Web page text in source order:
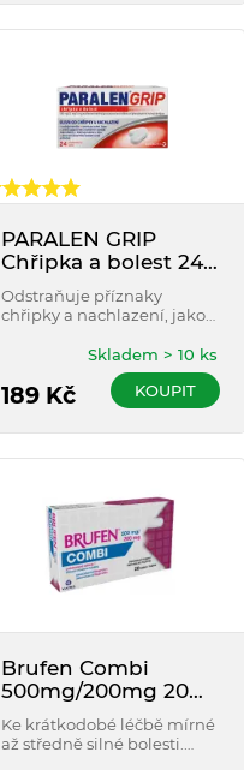
PARALEN GRIP
Chřipka a bolest 24
tablet
Odstraňuje příznaky
chřipky a nachlazení, jako
bolest hlavy, bolest v krku.
Díky kofeinu působí také
proti únavě a ospalosti. Pro
dospělé a dospívající od 12
let.
189 Kč
Skladem > 10 ks
KOUPIT
Brufen Combi
500mg/200mg 20
potahovaných
tablet
Ke krátkodobé léčbě mírné
až středně silné bolesti.